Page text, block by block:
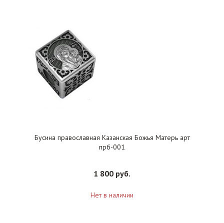
Бусина православная Казанская Божья Матерь арт
прб-001
1 800 руб.
Нет в наличии